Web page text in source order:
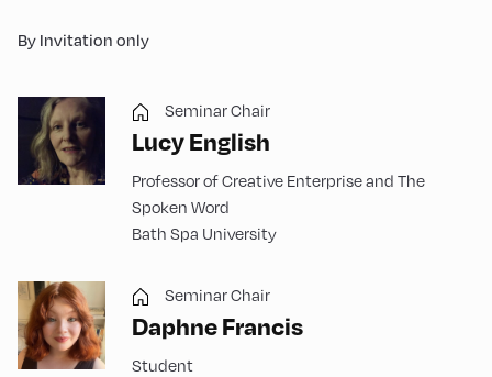
By Invitation only
Seminar Chair
Lucy English
Professor of Creative Enterprise and The
Spoken Word
Bath Spa University
Seminar Chair
Daphne Francis
Student